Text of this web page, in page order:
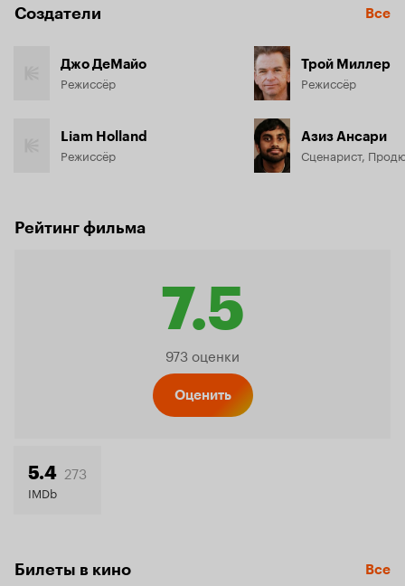
Создатели Все
Джо ДеМайо
Режиссёр
Liam Holland
Режиссёр
Трой Миллер
Режиссёр
Азиз Ансари
Сценарист,
Рейтинг фильма
7.5
Рейтинг
973 оценки
Оценить
5.4 273
IMDb
Билеты в кино Все